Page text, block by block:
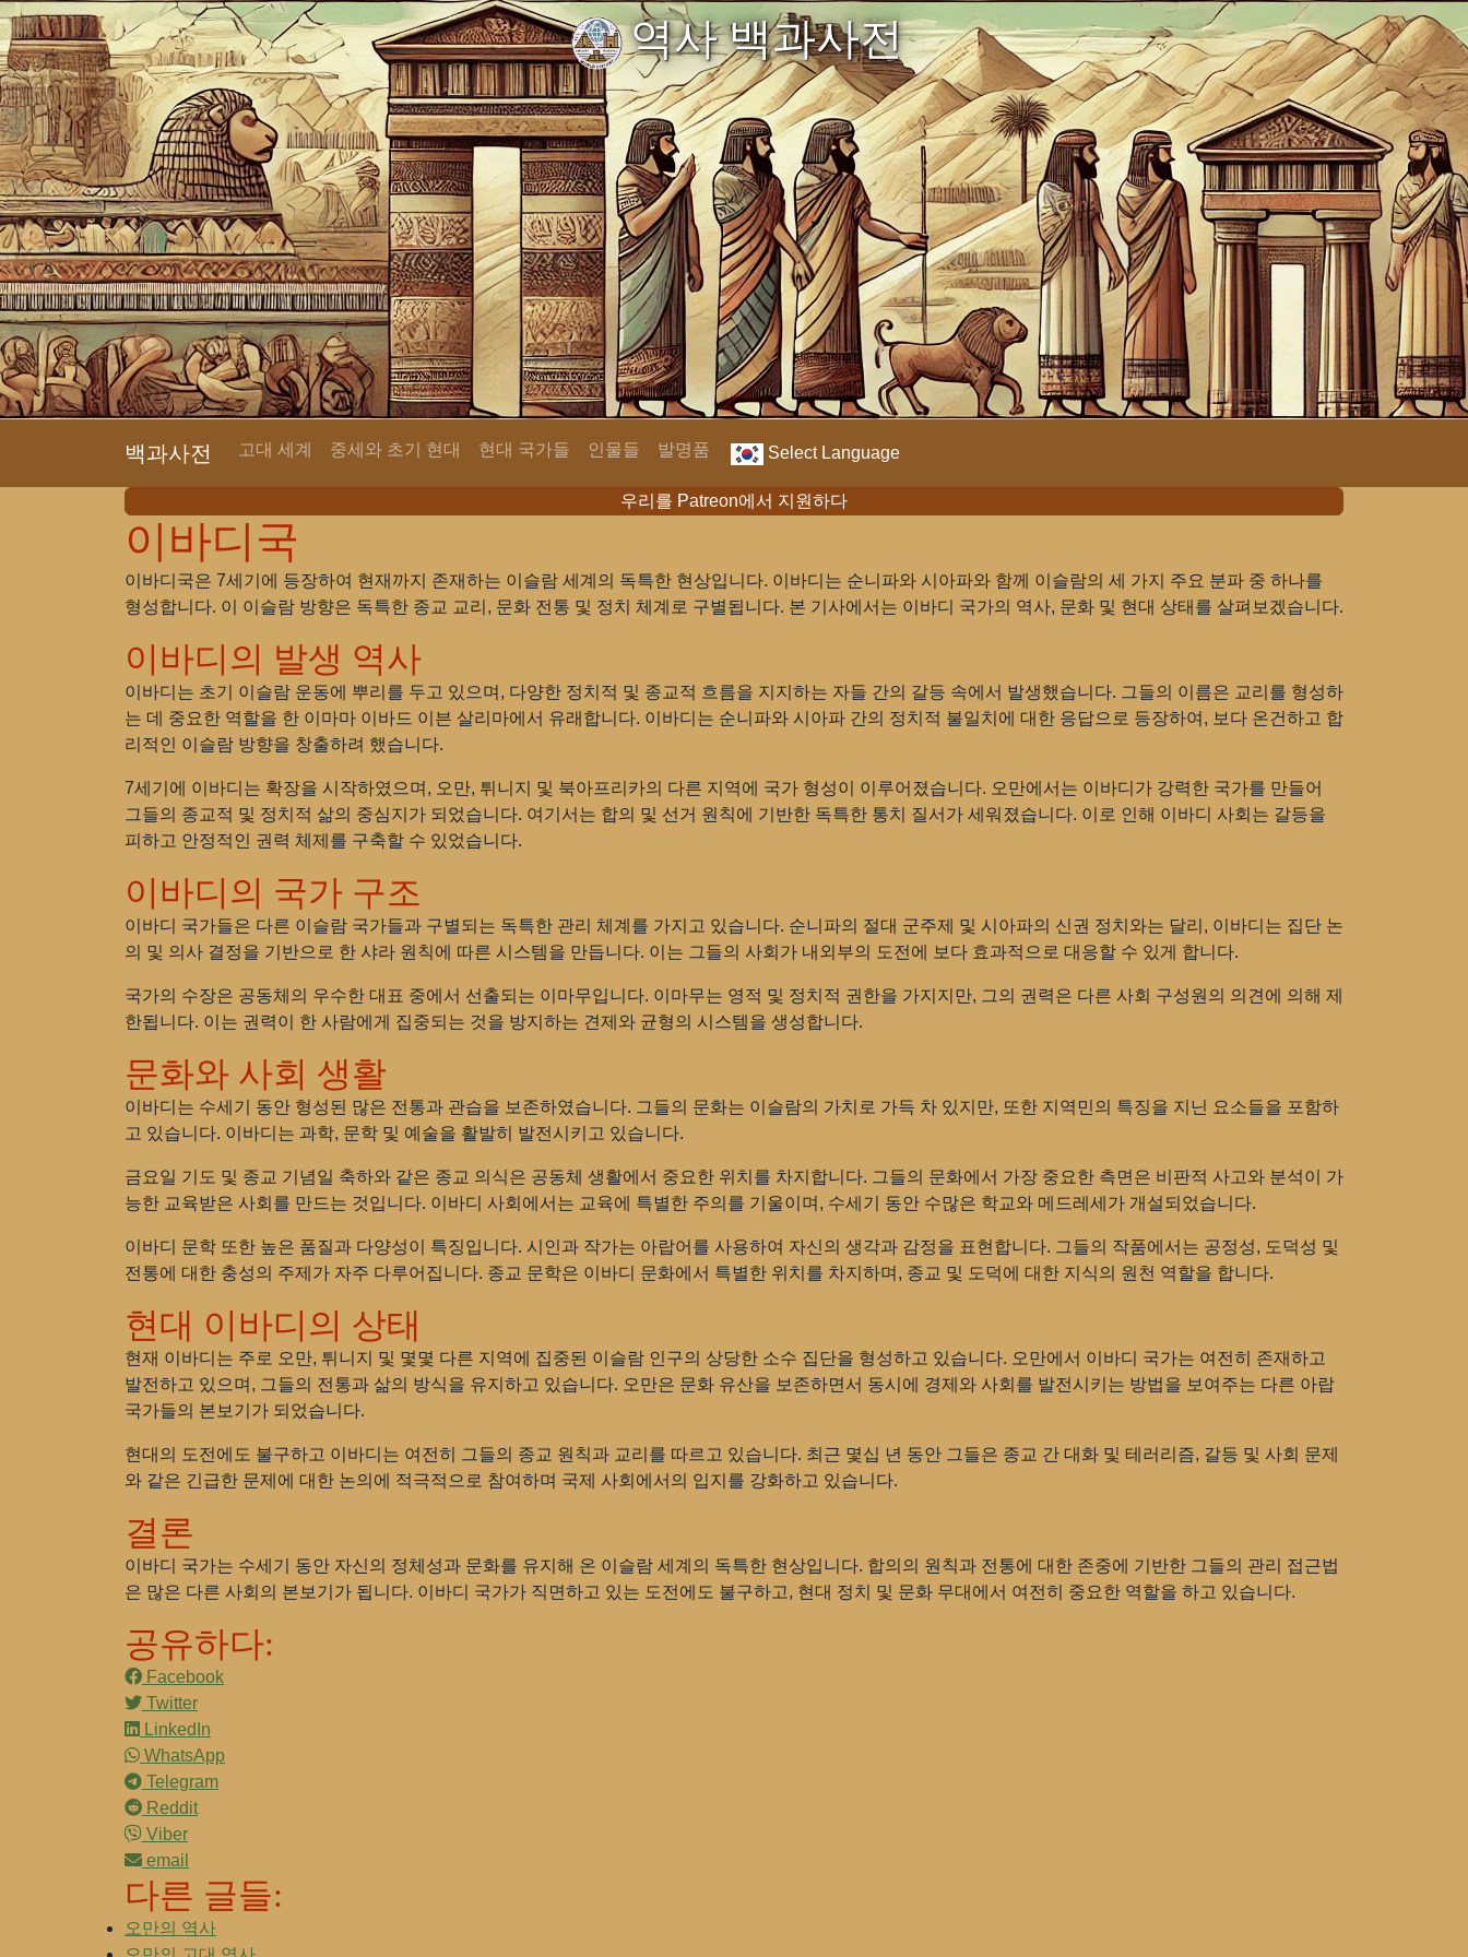
역사 백과사전
백과사전 고대 세계 중세와 초기 현대 현대 국가들 인물들 발명품 Select Language
우리를 Patreon에서 지원하다
이바디국
이바디국은 7세기에 등장하여 현재까지 존재하는 이슬람 세계의 독특한 현상입니다. 이바디는 순니파와 시아파와 함께 이슬람의 세 가지 주요 분파 중 하나를
형성합니다. 이 이슬람 방향은 독특한 종교 교리, 문화 전통 및 정치 체계로 구별됩니다. 본 기사에서는 이바디 국가의 역사, 문화 및 현대 상태를 살펴보겠습니다.
이바디의 발생 역사
이바디는 초기 이슬람 운동에 뿌리를 두고 있으며, 다양한 정치적 및 종교적 흐름을 지지하는 자들 간의 갈등 속에서 발생했습니다. 그들의 이름은 교리를 형성하
는 데 중요한 역할을 한 이마마 이바드 이븐 살리마에서 유래합니다. 이바디는 순니파와 시아파 간의 정치적 불일치에 대한 응답으로 등장하여, 보다 온건하고 합
리적인 이슬람 방향을 창출하려 했습니다.
7세기에 이바디는 확장을 시작하였으며, 오만, 튀니지 및 북아프리카의 다른 지역에 국가 형성이 이루어졌습니다. 오만에서는 이바디가 강력한 국가를 만들어
그들의 종교적 및 정치적 삶의 중심지가 되었습니다. 여기서는 합의 및 선거 원칙에 기반한 독특한 통치 질서가 세워졌습니다. 이로 인해 이바디 사회는 갈등을
피하고 안정적인 권력 체제를 구축할 수 있었습니다.
이바디의 국가 구조
이바디 국가들은 다른 이슬람 국가들과 구별되는 독특한 관리 체계를 가지고 있습니다. 순니파의 절대 군주제 및 시아파의 신권 정치와는 달리, 이바디는 집단 논
의 및 의사 결정을 기반으로 한 샤라 원칙에 따른 시스템을 만듭니다. 이는 그들의 사회가 내외부의 도전에 보다 효과적으로 대응할 수 있게 합니다.
국가의 수장은 공동체의 우수한 대표 중에서 선출되는 이마무입니다. 이마무는 영적 및 정치적 권한을 가지지만, 그의 권력은 다른 사회 구성원의 의견에 의해 제
한됩니다. 이는 권력이 한 사람에게 집중되는 것을 방지하는 견제와 균형의 시스템을 생성합니다.
문화와 사회 생활
이바디는 수세기 동안 형성된 많은 전통과 관습을 보존하였습니다. 그들의 문화는 이슬람의 가치로 가득 차 있지만, 또한 지역민의 특징을 지닌 요소들을 포함하
고 있습니다. 이바디는 과학, 문학 및 예술을 활발히 발전시키고 있습니다.
금요일 기도 및 종교 기념일 축하와 같은 종교 의식은 공동체 생활에서 중요한 위치를 차지합니다. 그들의 문화에서 가장 중요한 측면은 비판적 사고와 분석이 가
능한 교육받은 사회를 만드는 것입니다. 이바디 사회에서는 교육에 특별한 주의를 기울이며, 수세기 동안 수많은 학교와 메드레세가 개설되었습니다.
이바디 문학 또한 높은 품질과 다양성이 특징입니다. 시인과 작가는 아랍어를 사용하여 자신의 생각과 감정을 표현합니다. 그들의 작품에서는 공정성, 도덕성 및
전통에 대한 충성의 주제가 자주 다루어집니다. 종교 문학은 이바디 문화에서 특별한 위치를 차지하며, 종교 및 도덕에 대한 지식의 원천 역할을 합니다.
현대 이바디의 상태
현재 이바디는 주로 오만, 튀니지 및 몇몇 다른 지역에 집중된 이슬람 인구의 상당한 소수 집단을 형성하고 있습니다. 오만에서 이바디 국가는 여전히 존재하고
발전하고 있으며, 그들의 전통과 삶의 방식을 유지하고 있습니다. 오만은 문화 유산을 보존하면서 동시에 경제와 사회를 발전시키는 방법을 보여주는 다른 아랍
국가들의 본보기가 되었습니다.
현대의 도전에도 불구하고 이바디는 여전히 그들의 종교 원칙과 교리를 따르고 있습니다. 최근 몇십 년 동안 그들은 종교 간 대화 및 테러리즘, 갈등 및 사회 문제
와 같은 긴급한 문제에 대한 논의에 적극적으로 참여하며 국제 사회에서의 입지를 강화하고 있습니다.
결론
이바디 국가는 수세기 동안 자신의 정체성과 문화를 유지해 온 이슬람 세계의 독특한 현상입니다. 합의의 원칙과 전통에 대한 존중에 기반한 그들의 관리 접근법
은 많은 다른 사회의 본보기가 됩니다. 이바디 국가가 직면하고 있는 도전에도 불구하고, 현대 정치 및 문화 무대에서 여전히 중요한 역할을 하고 있습니다.
공유하다:
Facebook
Twitter
LinkedIn
WhatsApp
Telegram
Reddit
Viber
email
다른 글들:
오만의 역사